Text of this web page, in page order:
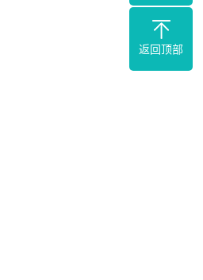
返回顶部